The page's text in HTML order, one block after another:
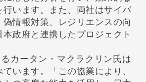
います。また、両社はサイバ
情報対策、レジリエンスの向
政府と連携したプロジェクト
るカータン・マクラクリン氏は
います。「この協業により、